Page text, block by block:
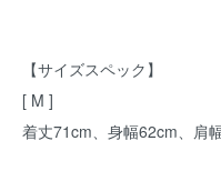
【サイズスペック】
[ M ]
着丈71cm、身幅62cm、肩